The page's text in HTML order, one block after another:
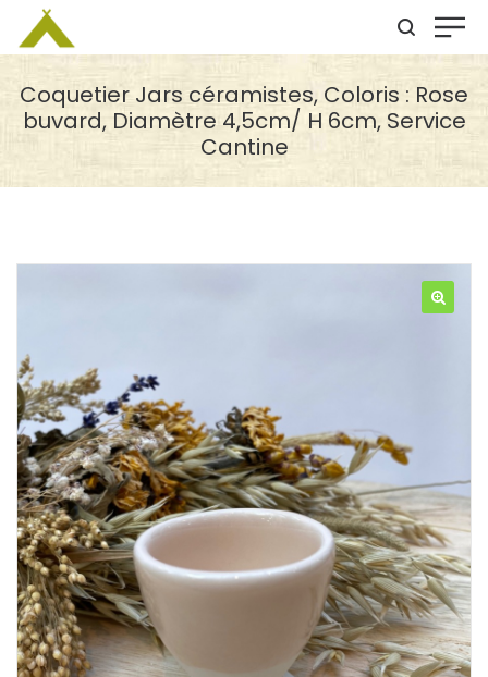
Coquetier Jars céramistes, Coloris : Rose
buvard, Diamètre 4,5cm/ H 6cm, Service
Cantine